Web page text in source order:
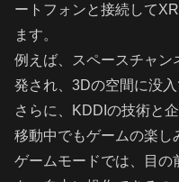
ートフォンと接続して
ます。
例えば、スペースチャン
発され、3Dの空間に没入
さらに、KDDIの技術と
移動中でもゲームの楽し
ゲームモードでは、目の